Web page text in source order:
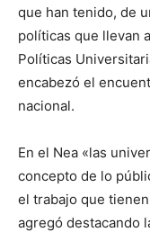
que han tenido, de
políticas que llevan
Políticas
encabezó el
nacional.
En el Nea «las
concepto de lo
el trabajo que
agregó destacando